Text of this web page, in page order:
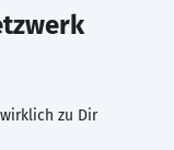
zu Dir